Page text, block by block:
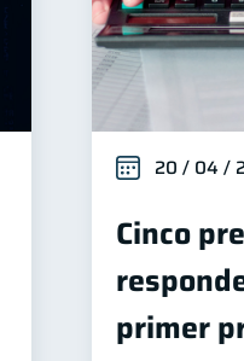
20 / 04 /
Cinco
primer